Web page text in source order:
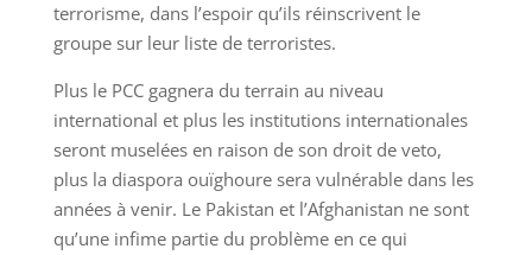
terrorisme, dans l’espoir qu’ils réinscrivent le
groupe sur leur liste de terroristes.
Plus le PCC gagnera du terrain au niveau
international et plus les institutions internationales
seront muselées en raison de son droit de veto,
plus la diaspora ouïghoure sera vulnérable dans les
années à venir. Le Pakistan et l’Afghanistan ne sont
qu’une infime partie du problème en ce qui